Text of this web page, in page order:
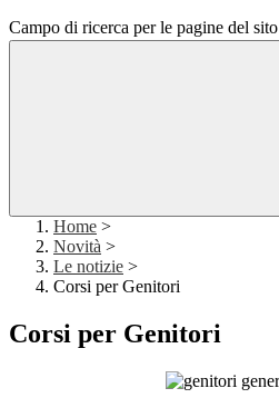
Campo di ricerca per le pagine del sito
Home >
Novità >
Le notizie >
Corsi per Genitori
Corsi per Genitori